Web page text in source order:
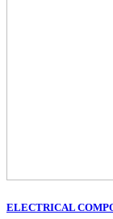
ELECTRICAL